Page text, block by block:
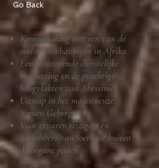
Go Back
Kennismaking met een van de
oudste beschavingen in Afrika
Een schitterende christelijke
beschaving en de prachtige
hoogvlakten van Abessinië
Uitstap in het majestueuze
Simien Gebergte
Voor ervaren reizigers en
liefhebbers van toerisme buiten
de begane paden